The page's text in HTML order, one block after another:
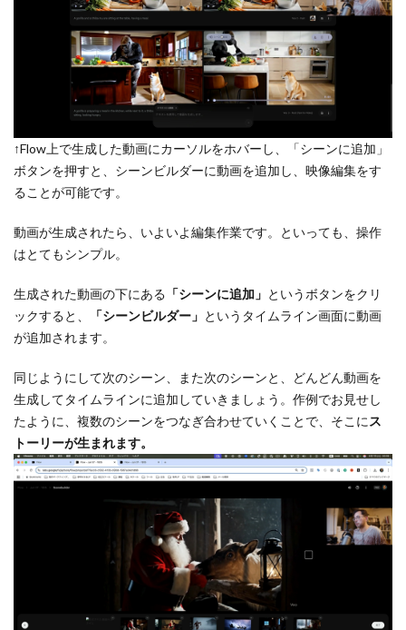
↑Flow上で生成した動画にカーソルをホバーし、「シーンに追加」
ボタンを押すと、シーンビルダーに動画を追加し、映像編集をす
ることが可能です。
動画が生成されたら、いよいよ編集作業です。といっても、操作
はとてもシンプル。
生成された動画の下にある 「シーンに追加」 というボタンをクリ
ックすると、
「シーンビルダー」 というタイムライン画面に動画
が追加されます。
同じようにして次のシーン、また次のシーンと、どんどん動画を
生成してタイムラインに追加していきましょう。作例でお見せし
たように、複数のシーンをつなぎ合わせていくことで、そこに ス
トーリーが生まれます。